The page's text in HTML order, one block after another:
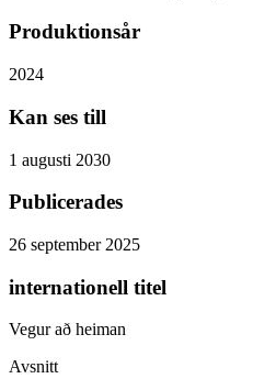
Produktionsår
2024
Kan ses till
1 augusti 2030
Publicerades
26 september 2025
internationell titel
Vegur að heiman
Avsnitt